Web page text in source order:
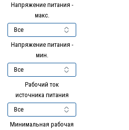
Напряжение питания -
макс.
Напряжение питания -
мин.
Рабочий ток
источника питания
Минимальная рабочая